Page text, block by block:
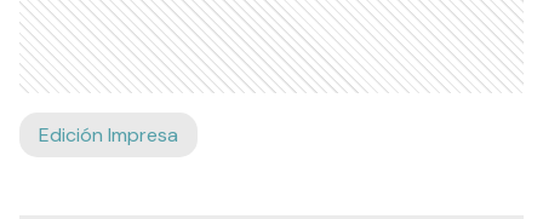
Edición Impresa